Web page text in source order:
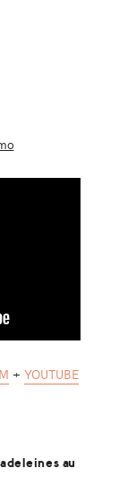
+ YOUTUBE
au